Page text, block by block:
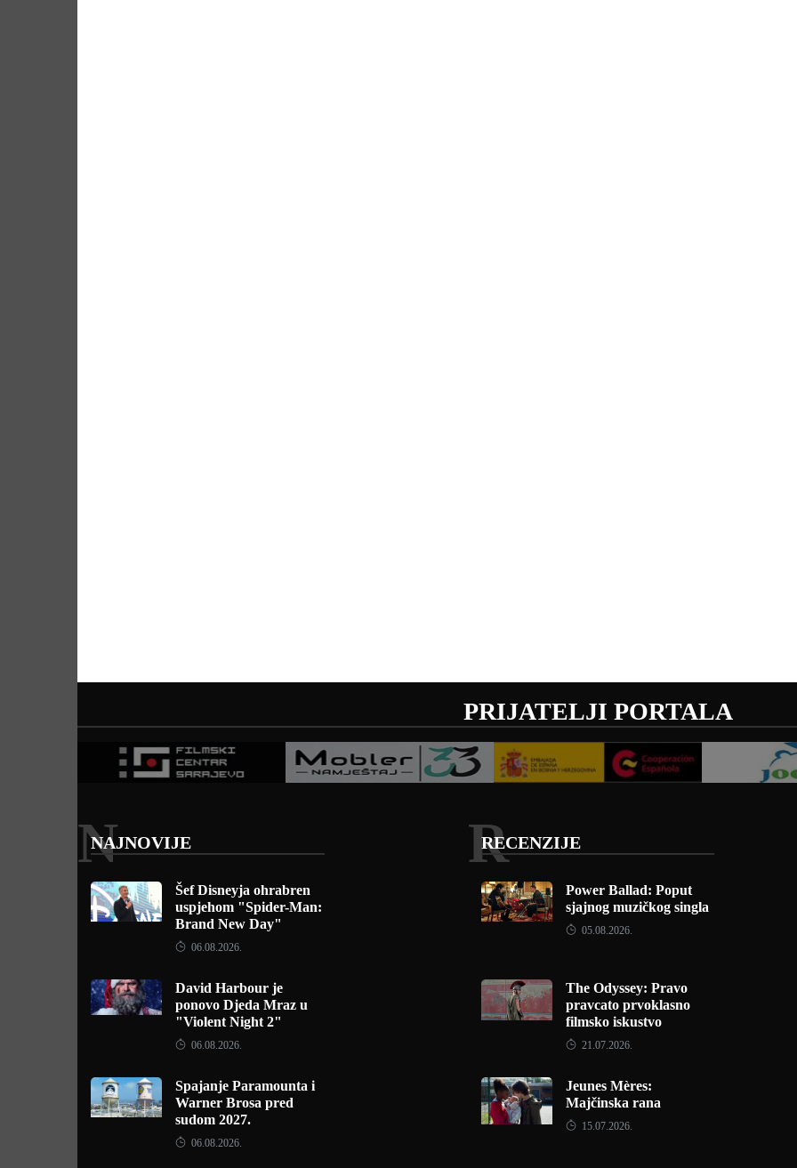
PRIJATELJI PORTALA
NAJNOVIJE
N
Šef Disneyja ohrabren
uspjehom "Spider-Man:
Brand New Day"
06.08.2026.
David Harbour je
ponovo Djeda Mraz u
"Violent Night 2"
06.08.2026.
Spajanje Paramounta i
Warner Brosa pred
sudom 2027.
06.08.2026.
RECENZIJE
R
Power Ballad: Poput
sjajnog muzičkog singla
05.08.2026.
The Odyssey: Pravo
pravcato prvoklasno
filmsko iskustvo
21.07.2026.
Jeunes Mères:
Majčinska rana
15.07.2026.